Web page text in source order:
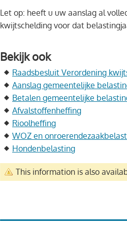
Let op: heeft u uw aanslag al
kwijtschelding voor dat
Bekijk ook
Raadsbesluit Verordening
Aanslag gemeentelijke
Betalen gemeentelijke
Afvalstoffenheffing
Rioolheffing
WOZ en
Hondenbelasting
This information is also